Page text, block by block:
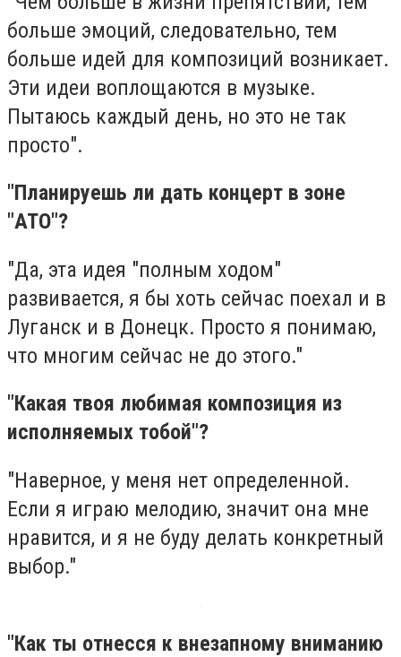
больше эмоций, следовательно, тем
больше идей для композиций возникает.
Эти идеи воплощаются в музыке.
Пытаюсь каждый день, но это не так
просто".
"Планируешь ли дать концерт в зоне
"АТО"?
"Да, эта идея "полным ходом"
развивается, я бы хоть сейчас поехал и в
Луганск и в Донецк. Просто я понимаю,
что многим сейчас не до этого."
"Какая твоя любимая композиция из
исполняемых тобой"?
"Наверное, у меня нет определенной.
Если я играю мелодию, значит она мне
нравится, и я не буду делать конкретный
выбор."
"Как ты отнесся к внезапному вниманию